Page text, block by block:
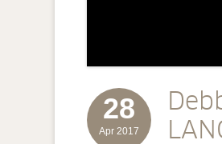
28
Apr 2017